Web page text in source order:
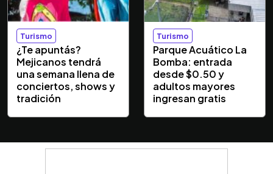
Turismo
¿Te apuntás?
Mejicanos tendrá
una semana llena de
conciertos, shows y
tradición
Turismo
Parque Acuático La
Bomba: entrada
desde $0.50 y
adultos mayores
ingresan gratis